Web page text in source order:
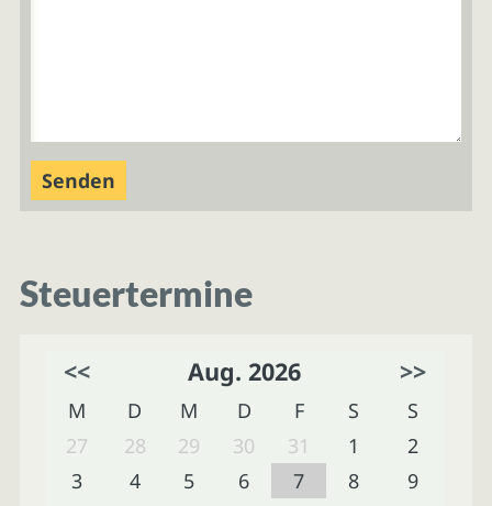
Steuertermine
<< Aug. 2026 >>
M D M D F S
S
27
28 29 30 31 1
2
3
4 5 6 7 8
9